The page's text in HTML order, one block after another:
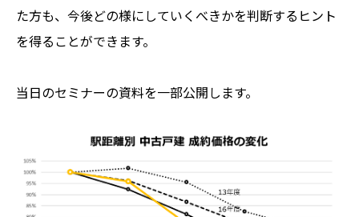
た方も、今後どの様にしていくべきかを判断するヒント
を得ることができます。
当日のセミナーの資料を一部公開します。